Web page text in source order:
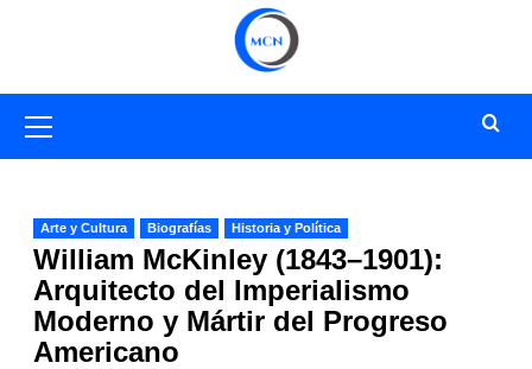
primario
Arte y Cultura Biografías Historia y Política
William McKinley (1843–1901):
Arquitecto del Imperialismo
Moderno y Mártir del Progreso
Americano